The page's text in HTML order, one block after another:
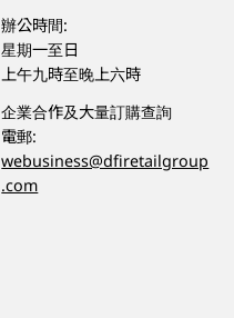
辦公時間:
星期一至日
上午九時至晚上六時
企業合作及大量訂購查詢
電郵:
webusiness@dfiretailgroup
.com